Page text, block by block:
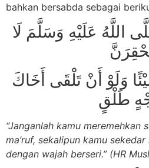
bahkan bersabda sebagai
اللَّهُ عَلَيْهِ وَسَلَّمَ لَا
وَلَوْ أَنْ تَلْقَى أَخَاكَ
طَلْقٍ
“Janganlah kamu meremehkan
ma’ruf, sekalipun kamu
dengan wajah berseri.” (HR